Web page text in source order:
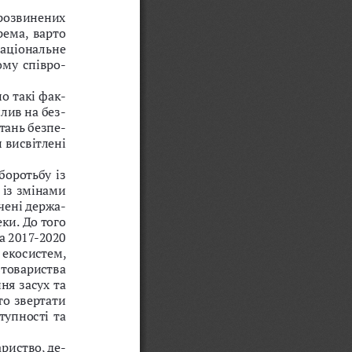
варто
співро
такі фак-
на без
безпе-
із
змінами
держа
До того
2017-2020
засух та
звертати
та
де-